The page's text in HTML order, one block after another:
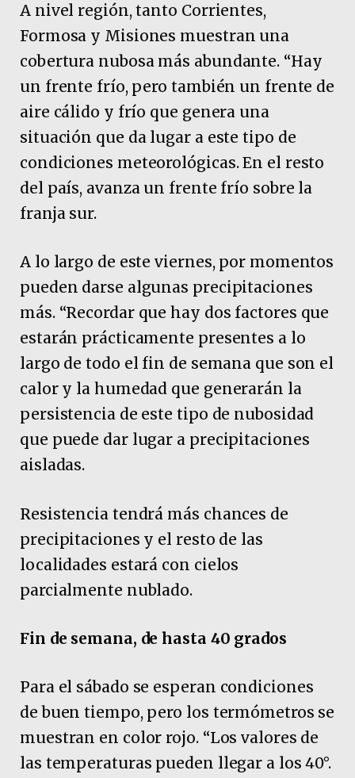
A nivel región, tanto Corrientes,
Formosa y Misiones muestran una
cobertura nubosa más abundante. “Hay
un frente frío, pero también un frente de
aire cálido y frío que genera una
situación que da lugar a este tipo de
condiciones meteorológicas. En el resto
del país, avanza un frente frío sobre la
franja sur.
A lo largo de este viernes, por momentos
pueden darse algunas precipitaciones
más. “Recordar que hay dos factores que
estarán prácticamente presentes a lo
largo de todo el fin de semana que son el
calor y la humedad que generarán la
persistencia de este tipo de nubosidad
que puede dar lugar a precipitaciones
aisladas.
Resistencia tendrá más chances de
precipitaciones y el resto de las
localidades estará con cielos
parcialmente nublado.
Fin de semana, de hasta 40 grados
Para el sábado se esperan condiciones
de buen tiempo, pero los termómetros se
muestran en color rojo. “Los valores de
las temperaturas pueden llegar a los 40°.